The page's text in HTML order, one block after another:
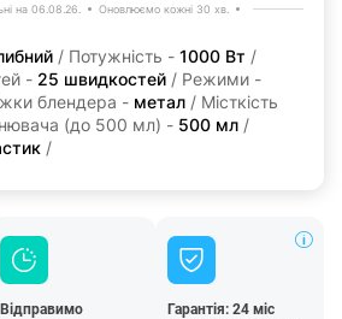
на 06.08.26. Оновлюємо кожні 30 хв.
/ Потужність - 1000 Вт /
- 25 швидкостей / Режими -
блендера - метал / Місткість
(до 500 мл) - 500 мл /
/
Відправимо
Гарантія: 24 міс